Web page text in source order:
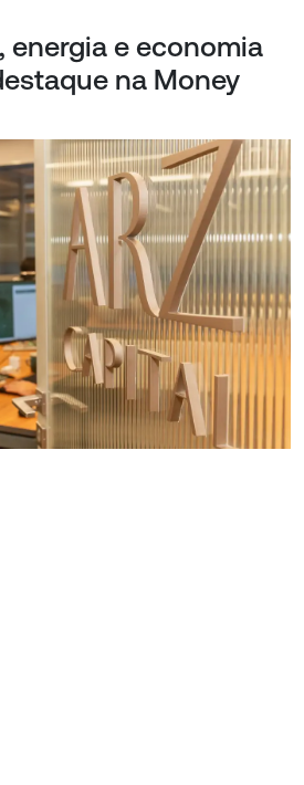
energia e economia
na Money